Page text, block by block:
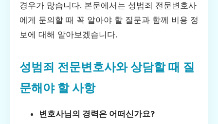
경우가 많습니다. 본문에서는 성범죄 전문변호사
에게 문의할 때 꼭 알아야 할 질문과 함께 비용 정
보에 대해 알아보겠습니다.
성범죄 전문변호사와 상담할 때 질
문해야 할 사항
변호사님의 경력은 어떠신가요?